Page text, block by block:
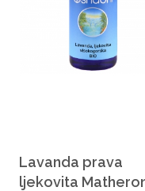
Lavanda prava
ljekovita